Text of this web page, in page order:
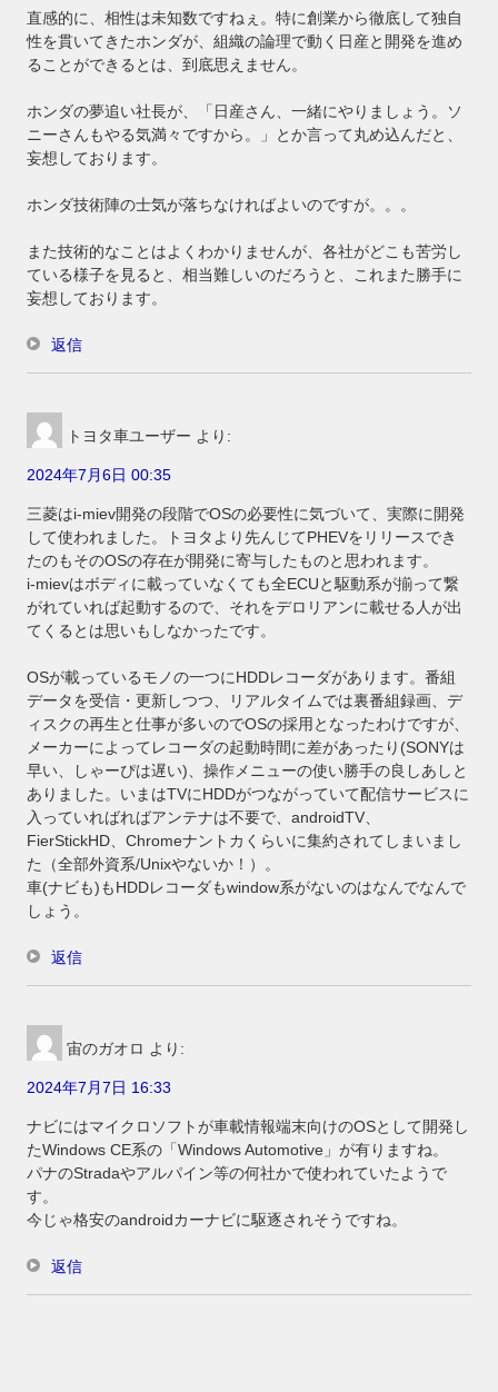
直感的に、相性は未知数ですねぇ。特に創業から徹底して独自
性を貫いてきたホンダが、組織の論理で動く日産と開発を進め
ることができるとは、到底思えません。
ホンダの夢追い社長が、「日産さん、一緒にやりましょう。ソ
ニーさんもやる気満々ですから。」とか言って丸め込んだと、
妄想しております。
ホンダ技術陣の士気が落ちなければよいのですが。。。
また技術的なことはよくわかりませんが、各社がどこも苦労し
ている様子を見ると、相当難しいのだろうと、これまた勝手に
妄想しております。
返信
トヨタ車ユーザー より:
2024年7月6日 00:35
三菱はi-miev開発の段階でOSの必要性に気づいて、実際に開発
して使われました。トヨタより先んじてPHEVをリリースでき
たのもそのOSの存在が開発に寄与したものと思われます。
i-mievはボディに載っていなくても全ECUと駆動系が揃って繋
がれていれば起動するので、それをデロリアンに載せる人が出
てくるとは思いもしなかったです。
OSが載っているモノの一つにHDDレコーダがあります。番組
データを受信・更新しつつ、リアルタイムでは裏番組録画、デ
ィスクの再生と仕事が多いのでOSの採用となったわけですが、
メーカーによってレコーダの起動時間に差があったり(SONYは
早い、しゃーぴは遅い)、操作メニューの使い勝手の良しあしと
ありました。いまはTVにHDDがつながっていて配信サービスに
入っていればればアンテナは不要で、androidTV、
FierStickHD、Chromeナントカくらいに集約されてしまいまし
た（全部外資系/Unixやないか！）。
車(ナビも)もHDDレコーダもwindow系がないのはなんでなんで
しょう。
返信
宙のガオロ より:
2024年7月7日 16:33
ナビにはマイクロソフトが車載情報端末向けのOSとして開発し
たWindows CE系の「Windows Automotive」が有りますね。
パナのStradaやアルパイン等の何社かで使われていたようで
す。
今じゃ格安のandroidカーナビに駆逐されそうですね。
返信